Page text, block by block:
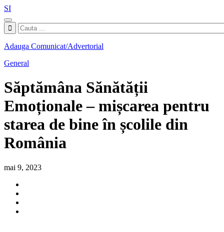
SI
Adauga Comunicat/Advertorial
General
Săptămâna Sănătății
Emoționale – mișcarea pentru
starea de bine în școlile din
România
mai 9, 2023